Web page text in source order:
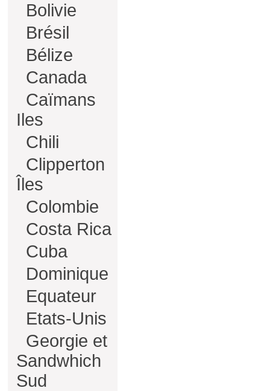
Bolivie
Brésil
Bélize
Canada
Caïmans
Iles
Chili
Clipperton
Îles
Colombie
Costa Rica
Cuba
Dominique
Equateur
Etats-Unis
Georgie et
Sandwhich
Sud